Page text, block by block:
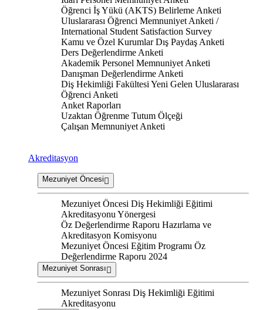
Öğrenci İş Yükü (AKTS) Belirleme Anketi
Uluslararası Öğrenci Memnuniyet Anketi /
International Student Satisfaction Survey
Kamu ve Özel Kurumlar Dış Paydaş Anketi
Ders Değerlendirme Anketi
Akademik Personel Memnuniyet Anketi
Danışman Değerlendirme Anketi
Diş Hekimliği Fakültesi Yeni Gelen Uluslararası
Öğrenci Anketi
Anket Raporları
Uzaktan Öğrenme Tutum Ölçeği
Çalışan Memnuniyet Anketi
Akreditasyon
Mezuniyet Öncesi
Mezuniyet Öncesi Diş Hekimliği Eğitimi
Akreditasyonu Yönergesi
Öz Değerlendirme Raporu Hazırlama ve
Akreditasyon Komisyonu
Mezuniyet Öncesi Eğitim Programı Öz
Değerlendirme Raporu 2024
Mezuniyet Sonrası
Mezuniyet Sonrası Diş Hekimliği Eğitimi
Akreditasyonu